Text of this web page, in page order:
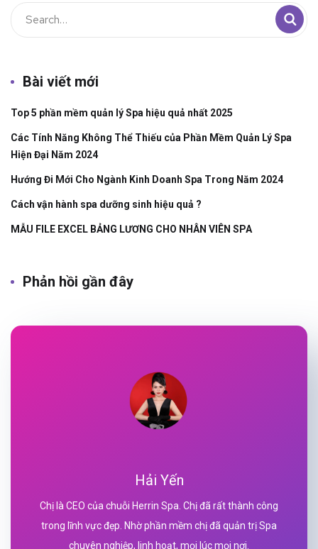
Bài viết mới
Top 5 phần mềm quản lý Spa hiệu quả nhất 2025
Các Tính Năng Không Thể Thiếu của Phần Mềm Quản Lý Spa
Hiện Đại Năm 2024
Hướng Đi Mới Cho Ngành Kinh Doanh Spa Trong Năm 2024
Cách vận hành spa dưỡng sinh hiệu quả ?
MẪU FILE EXCEL BẢNG LƯƠNG CHO NHÂN VIÊN SPA
Phản hồi gần đây
Hải Yến
Chị là CEO của chuỗi Herrin Spa. Chị đã rất thành công
trong lĩnh vực đẹp. Nhờ phần mềm chị đã quản trị Spa
chuyên nghiệp, linh hoạt, mọi lúc mọi nơi.